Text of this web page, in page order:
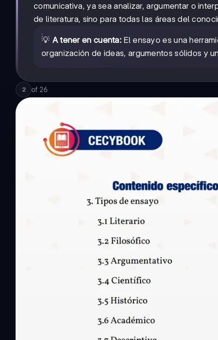
comunicativa, ya sea analizar, argumentar o
de literatura, sino para todas las áreas del
💡 A tener en cuenta: El ensayo es una
organización de ideas, argumentos sólidos y
2 of 26